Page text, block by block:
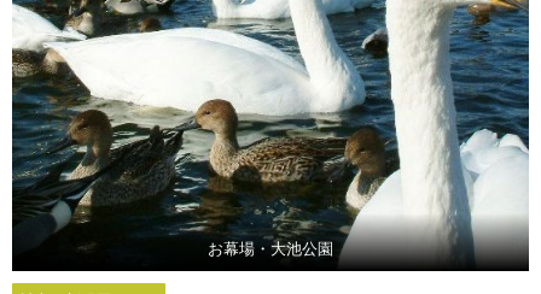
お幕場・大池公園